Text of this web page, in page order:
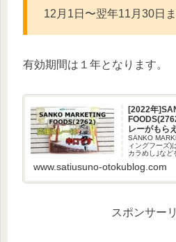
12月1日〜翌年11月30日
有効期間は１年となります。
[2022年
レーがもら
SANKO
ィングフーズ)
カラめし｣など
MARKETING
www.satiusuno-otokublog.com
スポンサー